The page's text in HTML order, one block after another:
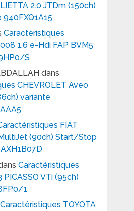
2.0 JTDm (150ch)
Caractéristiques
1.6 e-Hdi FAP BVM5
S
dans
CHEVROLET Aveo
variante
FIAT
(90ch) Start/Stop
Caractéristiques
PICASSO VTi (95ch)
1
Caractéristiques TOYOTA